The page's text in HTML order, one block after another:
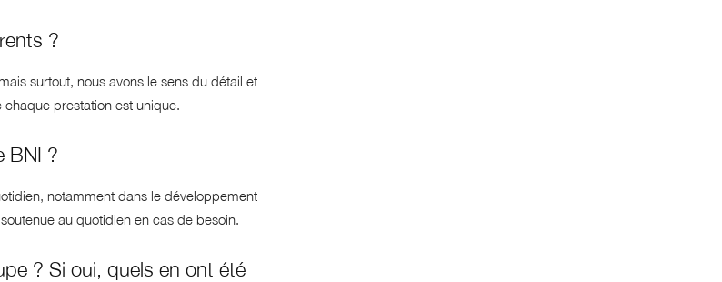
?
surtout, nous avons le sens du détail et
prestation est unique.
BNI ?
notamment dans le développement
au quotidien en cas de besoin.
? Si oui, quels en ont été